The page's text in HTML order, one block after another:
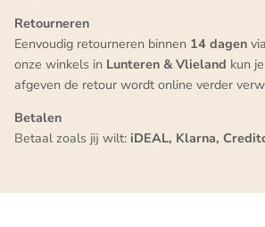
Retourneren
Eenvoudig retourneren binnen 14 dagen
onze winkels in Lunteren & Vlieland kun
afgeven de retour wordt online verder
Betalen
Betaal zoals jij wilt: iDEAL, Klarna,